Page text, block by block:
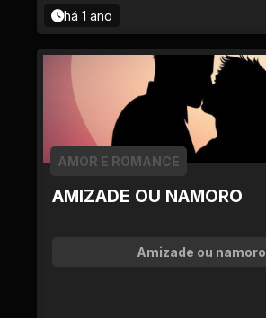
há 1 ano
AMIZADE OU NAMORO
AMOR E ROMANCE
Amizade ou namoro